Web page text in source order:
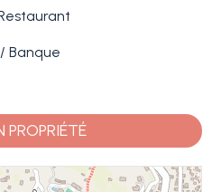
Banque
PROPRIÉTÉ